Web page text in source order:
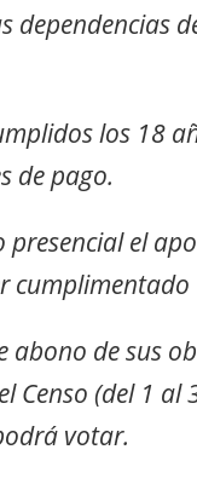
dependencias
los 18
de pago.
presencial el
cumplimentado
abono de sus
Censo (del 1
votar.